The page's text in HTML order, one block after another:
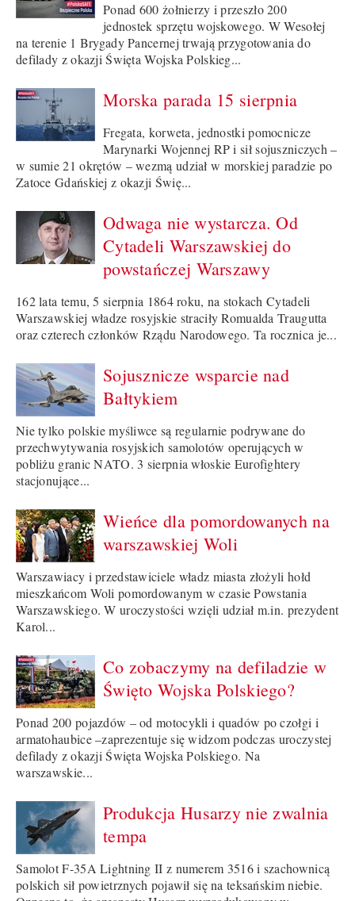
Ponad 600 żołnierzy i przeszło 200
jednostek sprzętu wojskowego. W Wesołej
na terenie 1 Brygady Pancernej trwają przygotowania do
defilady z okazji Święta Wojska Polskieg...
Morska parada 15 sierpnia
Fregata, korweta, jednostki pomocnicze
Marynarki Wojennej RP i sił sojuszniczych –
w sumie 21 okrętów – wezmą udział w morskiej paradzie po
Zatoce Gdańskiej z okazji Świę...
Odwaga nie wystarcza. Od
Cytadeli Warszawskiej do
powstańczej Warszawy
162 lata temu, 5 sierpnia 1864 roku, na stokach Cytadeli
Warszawskiej władze rosyjskie straciły Romualda Traugutta
oraz czterech członków Rządu Narodowego. Ta rocznica je...
Sojusznicze wsparcie nad
Bałtykiem
Nie tylko polskie myśliwce są regularnie podrywane do
przechwytywania rosyjskich samolotów operujących w
pobliżu granic NATO. 3 sierpnia włoskie Eurofightery
stacjonujące...
Wieńce dla pomordowanych na
warszawskiej Woli
Warszawiacy i przedstawiciele władz miasta złożyli hołd
mieszkańcom Woli pomordowanym w czasie Powstania
Warszawskiego. W uroczystości wzięli udział m.in. prezydent
Karol...
Co zobaczymy na defiladzie w
Święto Wojska Polskiego?
Ponad 200 pojazdów – od motocykli i quadów po czołgi i
armatohaubice –zaprezentuje się widzom podczas uroczystej
defilady z okazji Święta Wojska Polskiego. Na
warszawskie...
Produkcja Husarzy nie zwalnia
tempa
Samolot F-35A Lightning II z numerem 3516 i szachownicą
polskich sił powietrznych pojawił się na teksańskim niebie.